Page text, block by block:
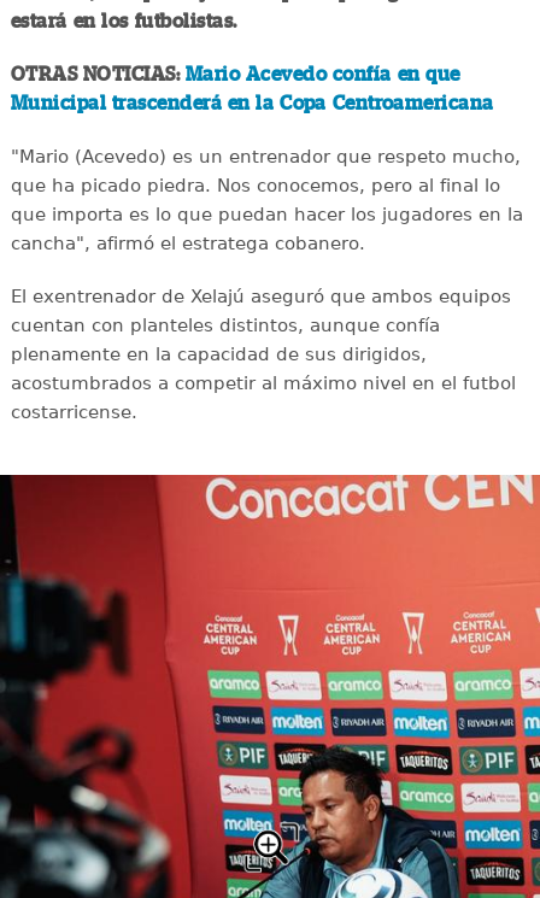
estará en los futbolistas.
OTRAS NOTICIAS: Mario Acevedo confía en que
Municipal trascenderá en la Copa Centroamericana
"Mario (Acevedo) es un entrenador que respeto mucho,
que ha picado piedra. Nos conocemos, pero al final lo
que importa es lo que puedan hacer los jugadores en la
cancha", afirmó el estratega cobanero.
El exentrenador de Xelajú aseguró que ambos equipos
cuentan con planteles distintos, aunque confía
plenamente en la capacidad de sus dirigidos,
acostumbrados a competir al máximo nivel en el futbol
costarricense.